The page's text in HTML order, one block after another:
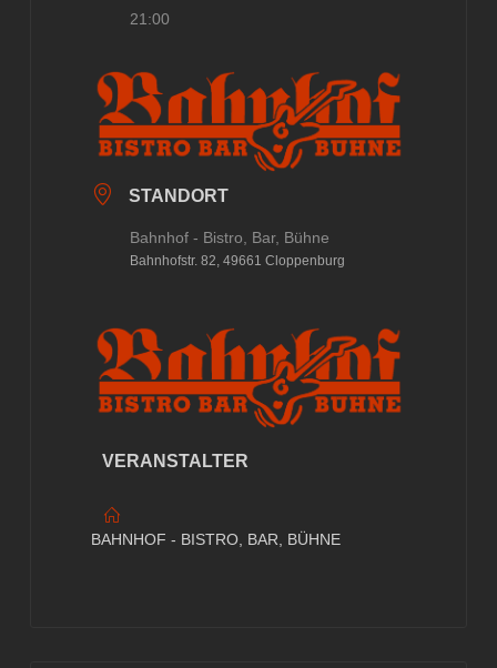
21:00
STANDORT
Bahnhof - Bistro, Bar, Bühne
Bahnhofstr. 82, 49661 Cloppenburg
VERANSTALTER
BAHNHOF - BISTRO, BAR, BÜHNE